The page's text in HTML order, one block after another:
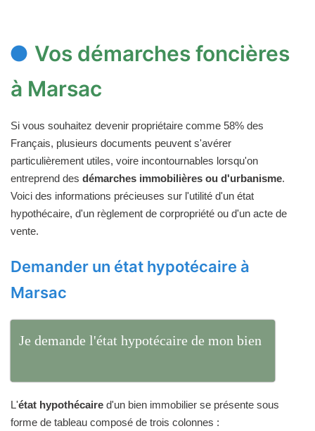
Vos démarches foncières
à Marsac
Si vous souhaitez devenir propriétaire comme 58% des
Français, plusieurs documents peuvent s'avérer
particulièrement utiles, voire incontournables lorsqu'on
entreprend des démarches immobilières ou d'urbanisme.
Voici des informations précieuses sur l'utilité d'un état
hypothécaire, d'un règlement de corpropriété ou d'un acte de
vente.
Demander un état hypotécaire à
Marsac
Je demande l'état hypotécaire de mon bien
L'état hypothécaire d'un bien immobilier se présente sous
forme de tableau composé de trois colonnes :